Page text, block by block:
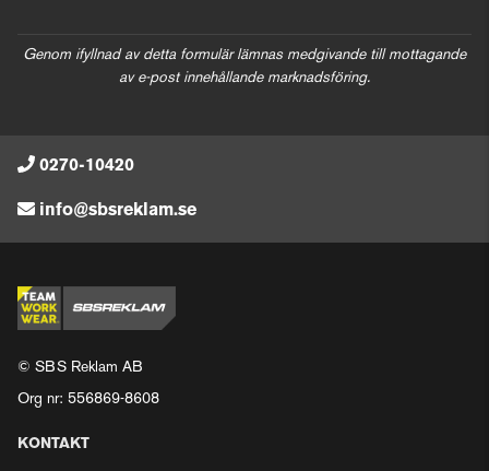
Genom ifyllnad av detta formulär lämnas medgivande till mottagande
av e-post innehållande marknadsföring.
0270-10420
info@sbsreklam.se
© SBS Reklam AB
Org nr: 556869-8608
KONTAKT